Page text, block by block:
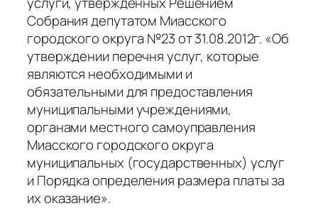
Собрания депутатом Миасского
городского округа №23 от 31.08.2012г. «Об
утверждении перечня услуг, которые
являются необходимыми и
обязательными для предоставления
муниципальными учреждениями,
органами местного самоуправления
Миасского городского округа
муниципальных (государственных) услуг
и Порядка определения размера платы за
их оказание».